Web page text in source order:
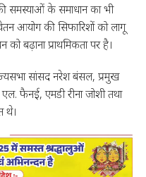
समस्याओं के समाधान का भी
आयोग की सिफारिशों को लागू
बढ़ाना प्राथमिकता पर है।
सांसद नरेश बंसल, प्रमुख
फैनई, एमडी रीना जोशी तथा
थे।